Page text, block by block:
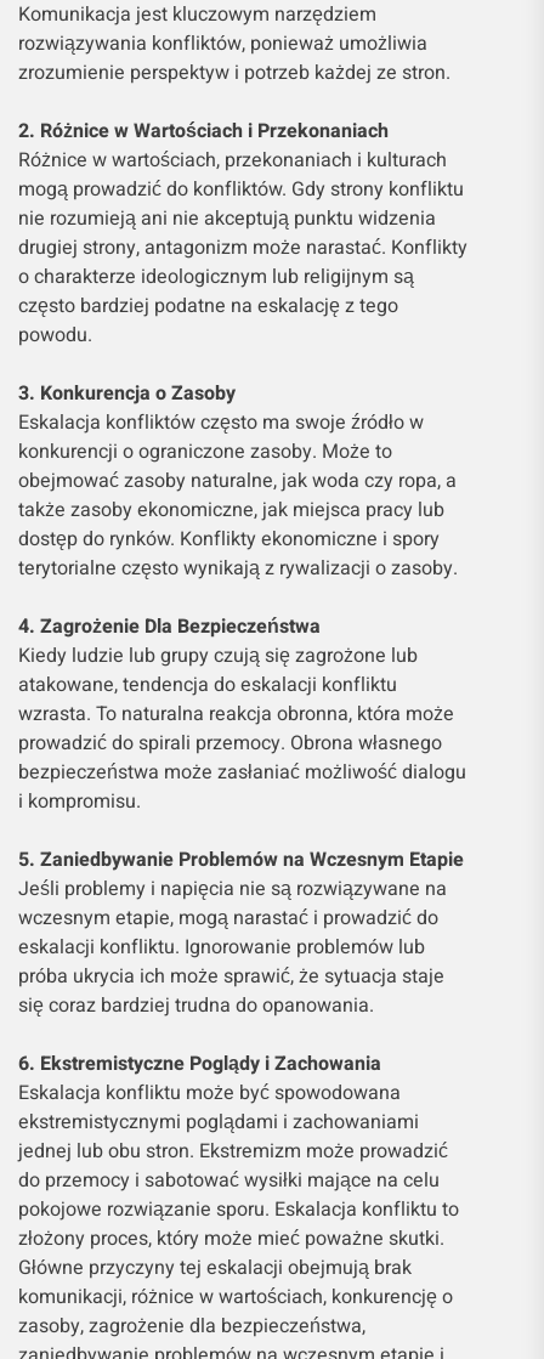
Komunikacja jest kluczowym narzędziem
rozwiązywania konfliktów, ponieważ umożliwia
zrozumienie perspektyw i potrzeb każdej ze stron.
2. Różnice w Wartościach i Przekonaniach
Różnice w wartościach, przekonaniach i kulturach
mogą prowadzić do konfliktów. Gdy strony konfliktu
nie rozumieją ani nie akceptują punktu widzenia
drugiej strony, antagonizm może narastać. Konflikty
o charakterze ideologicznym lub religijnym są
często bardziej podatne na eskalację z tego
powodu.
3. Konkurencja o Zasoby
Eskalacja konfliktów często ma swoje źródło w
konkurencji o ograniczone zasoby. Może to
obejmować zasoby naturalne, jak woda czy ropa, a
także zasoby ekonomiczne, jak miejsca pracy lub
dostęp do rynków. Konflikty ekonomiczne i spory
terytorialne często wynikają z rywalizacji o zasoby.
4. Zagrożenie Dla Bezpieczeństwa
Kiedy ludzie lub grupy czują się zagrożone lub
atakowane, tendencja do eskalacji konfliktu
wzrasta. To naturalna reakcja obronna, która może
prowadzić do spirali przemocy. Obrona własnego
bezpieczeństwa może zasłaniać możliwość dialogu
i kompromisu.
5. Zaniedbywanie Problemów na Wczesnym Etapie
Jeśli problemy i napięcia nie są rozwiązywane na
wczesnym etapie, mogą narastać i prowadzić do
eskalacji konfliktu. Ignorowanie problemów lub
próba ukrycia ich może sprawić, że sytuacja staje
się coraz bardziej trudna do opanowania.
6. Ekstremistyczne Poglądy i Zachowania
Eskalacja konfliktu może być spowodowana
ekstremistycznymi poglądami i zachowaniami
jednej lub obu stron. Ekstremizm może prowadzić
do przemocy i sabotować wysiłki mające na celu
pokojowe rozwiązanie sporu. Eskalacja konfliktu to
złożony proces, który może mieć poważne skutki.
Główne przyczyny tej eskalacji obejmują brak
komunikacji, różnice w wartościach, konkurencję o
zasoby, zagrożenie dla bezpieczeństwa,